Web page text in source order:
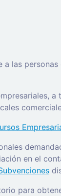
a las
en el
para